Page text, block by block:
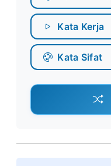
Kata Kerja
Kata Sifat